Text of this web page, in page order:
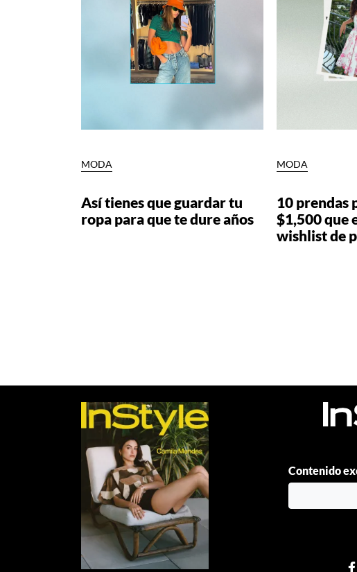
MODA
Así tienes que guardar tu
ropa para que te dure años
MODA
10 prendas
$1,500 que
wishlist de
Contenido